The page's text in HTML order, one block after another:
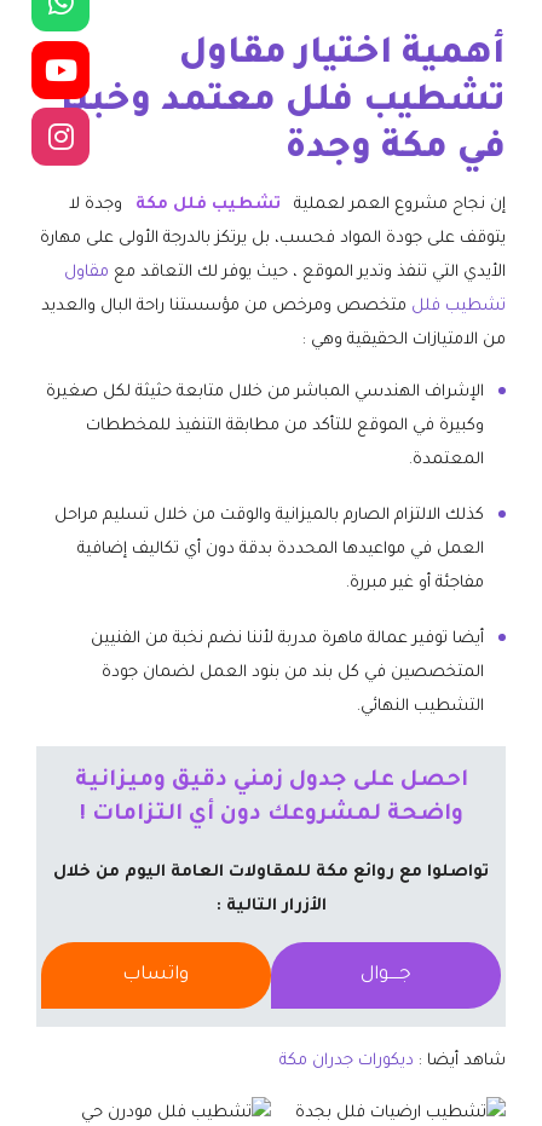
​أهمية اختيار مقاول
تشطيب فلل معتمد وخبير
في مكة وجدة
​إن نجاح مشروع العمر لعملية تشطيب فلل مكة
وجدة لا
يتوقف على جودة المواد فحسب، بل يرتكز بالدرجة الأولى على مهارة
الأيدي التي تنفذ وتدير الموقع ، حيث يوفر لك التعاقد مع مقاول
تشطيب فلل متخصص ومرخص من مؤسستنا راحة البال والعديد
من الامتيازات الحقيقية وهي :
​الإشراف الهندسي المباشر من خلال متابعة حثيثة لكل صغيرة
وكبيرة في الموقع للتأكد من مطابقة التنفيذ للمخططات
المعتمدة.
​كذلك الالتزام الصارم بالميزانية والوقت من خلال تسليم مراحل
العمل في مواعيدها المحددة بدقة دون أي تكاليف إضافية
مفاجئة أو غير مبررة.
​أيضا توفير عمالة ماهرة مدربة لأننا نضم نخبة من الفنيين
المتخصصين في كل بند من بنود العمل لضمان جودة
التشطيب النهائي.
احصل على جدول زمني دقيق وميزانية
واضحة لمشروعك دون أي التزامات !
تواصلوا مع روائع مكة للمقاولات العامة اليوم من خلال
الأزرار التالية :
جــــوال واتساب
شاهد أيضا : ديكورات جدران مكة